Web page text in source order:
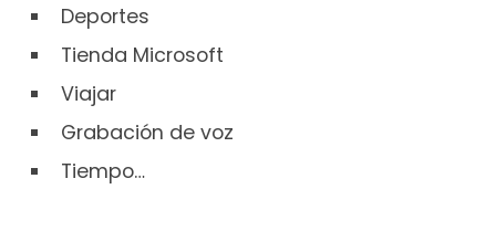
Deportes
Tienda Microsoft
Viajar
Grabación de voz
Tiempo…